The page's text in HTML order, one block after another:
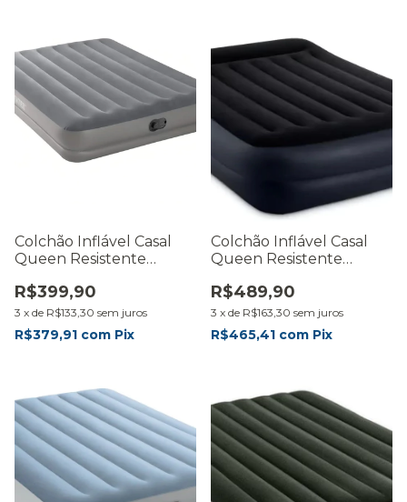
Colchão Inflável Casal
Queen Resistente
R$399,90
3 x de R$133,30 sem juros
R$379,91 com Pix
Colchão Inflável Casal
Queen Resistente
R$489,90
3 x de R$163,30 sem juros
R$465,41 com Pix